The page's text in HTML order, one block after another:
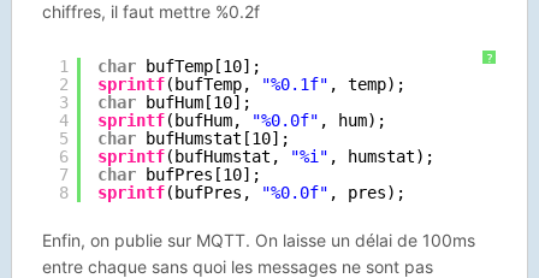
chiffres, il faut mettre %0.2f
?
1
2
3
4
5
6
7
8
char bufTemp[10];
sprintf(bufTemp, "%0.1f" , temp);
char bufHum[10];
sprintf(bufHum, "%0.0f" , hum);
char bufHumstat[10];
sprintf(bufHumstat, "%i" , humstat);
char bufPres[10];
sprintf(bufPres, "%0.0f" , pres);
Enfin, on publie sur MQTT. On laisse un délai de 100ms
entre chaque sans quoi les messages ne sont pas